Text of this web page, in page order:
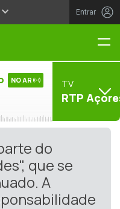
Entrar
NO AR TV
RTP
do
que se
A